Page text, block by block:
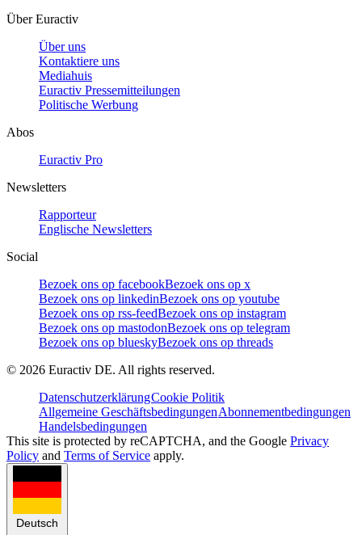
Über Euractiv
Über uns
Kontaktiere uns
Mediahuis
Euractiv Pressemitteilungen
Politische Werbung
Abos
Euractiv Pro
Newsletters
Rapporteur
Englische Newsletters
Social
Bezoek ons op facebookBezoek ons op x
Bezoek ons op linkedinBezoek ons op youtube
Bezoek ons op rss-feedBezoek ons op instagram
Bezoek ons op mastodonBezoek ons op telegram
Bezoek ons op blueskyBezoek ons op threads
© 2026 Euractiv DE. All rights reserved.
DatenschutzerklärungCookie Politik
Allgemeine GeschäftsbedingungenAbonnementbedingungen
Handelsbedingungen
This site is protected by reCAPTCHA, and the Google Privacy
Policy and Terms of Service apply.
Deutsch